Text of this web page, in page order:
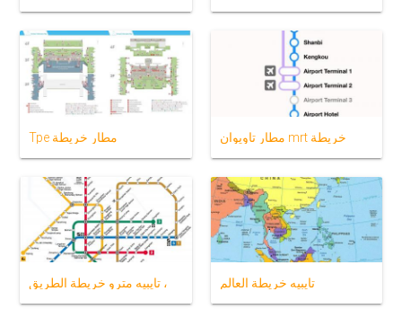
Tpe مطار خريطة مطار تاويوان mrt خريطة
تايبيه مترو خريطة الطريق ، تايبيه خريطة العالم